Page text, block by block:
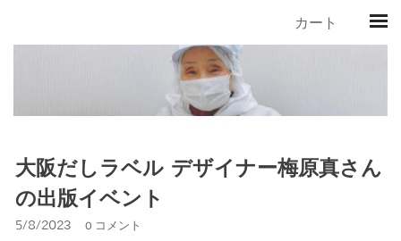
カート
大阪だしラベル デザイナー梅原真さん
の出版イベント
5/8/2023 0 コメント